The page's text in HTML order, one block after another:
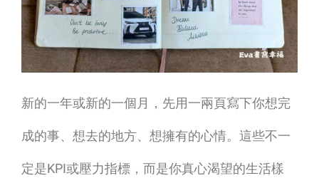
新的一年或新的一個月，先用一兩頁寫下你想完
成的事、想去的地方、想擁有的心情。這些不一
定是KPI或壓力指標，而是你真心渴望的生活樣